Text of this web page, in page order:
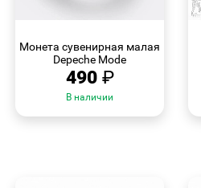
Монета сувенирная малая
Depeche Mode
490 ₽
В наличии